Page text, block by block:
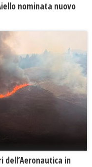
nominata nuovo
in